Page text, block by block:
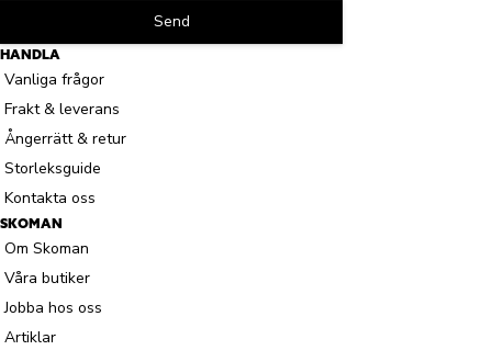
Send
HANDLA
Vanliga frågor
Frakt & leverans
Ångerrätt & retur
Storleksguide
Kontakta oss
SKOMAN
Om Skoman
Våra butiker
Jobba hos oss
Artiklar